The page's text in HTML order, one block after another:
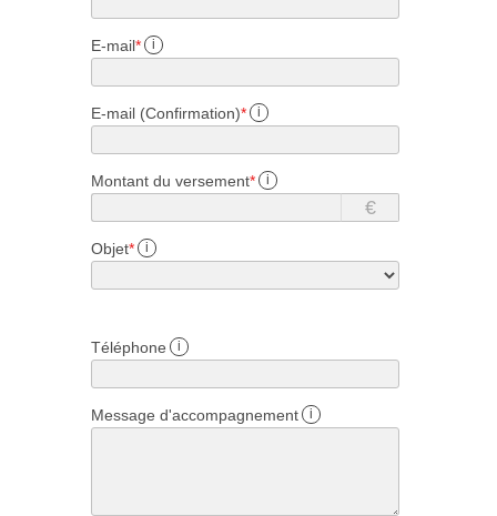
E-mail* i
E-mail (Confirmation)* i
Montant du versement* i
€
Objet* i
Téléphone i
Message d'accompagnement i